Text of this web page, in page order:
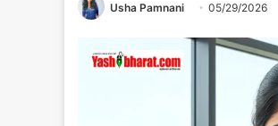
Usha Pamnani 05/29/2026